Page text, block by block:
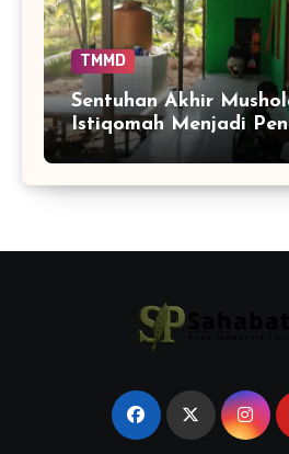
TMMD
Sentuhan Akhir
Istiqomah Menjadi
Hadirnya Ruang